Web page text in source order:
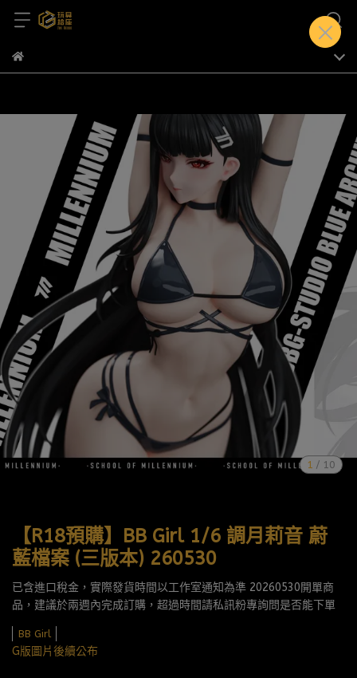
1 / 10
【R18預購】BB Girl 1/6 調月莉音 蔚
藍檔案 (三版本) 260530
已含進口稅金，實際發貨時間以工作室通知為準 20260530開單商
品，建議於兩週內完成訂購，超過時間請私訊粉專詢問是否能下單
BB Girl
G版圖片後續公布